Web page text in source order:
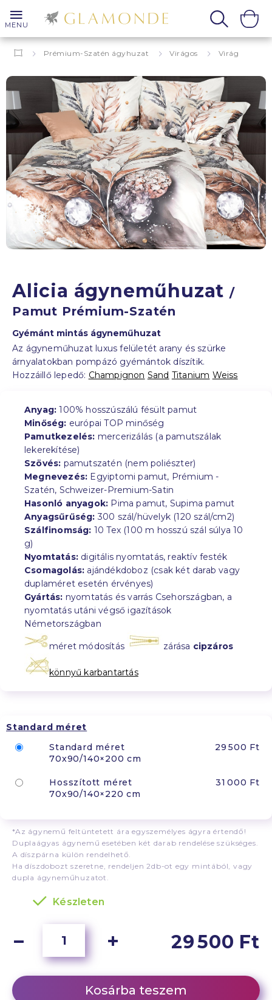
MENU
Prémium-Szatén ágyhuzat Virágos Virág
Alicia
Alicia ágyneműhuzat /
Pamut Prémium-Szatén
Gyémánt mintás ágyneműhuzat
Az ágyneműhuzat luxus felületét arany és szürke
árnyalatokban pompázó gyémántok díszítik.
Hozzáillő lepedő: Champignon Sand Titanium Weiss
Anyag: 100% hosszúszálú fésült pamut
Minőség: európai TOP minőség
Pamutkezelés: mercerizálás (a pamutszálak
lekerekítése)
Szövés: pamutszatén (nem poliészter)
Megnevezés: Egyiptomi pamut, Prémium -
Szatén, Schweizer-Premium-Satin
Hasonló anyagok: Pima pamut, Supima pamut
Anyagsűrűség: 300 szál/hüvelyk (120 szál/cm2)
Szálfinomság: 10 Tex (100 m hosszú szál súlya 10
g)
Nyomtatás: digitális nyomtatás, reaktív festék
Csomagolás: ajándékdoboz (csak két darab vagy
duplaméret esetén érvényes)
Gyártás: nyomtatás és varrás Csehországban, a
nyomtatás utáni végső igazítások
Németországban
méret módosítás zárása cipzáros
könnyű karbantartás
Standard méret
Standard méret
70x90/140×200 cm
29 500 Ft
Hosszított méret
70x90/140×220 cm
31 000 Ft
*Az ágynemű feltüntetett ára egyszemélyes ágyra értendő!
Duplaágyas ágynemű esetében két darab rendelése szükséges.
A díszpárna külön rendelhető.
Ha díszdobozt szeretne, rendeljen 2db-ot egy mintából, vagy
dupla ágyneműhuzatot.
Készleten
29 500 Ft
Kosárba teszem